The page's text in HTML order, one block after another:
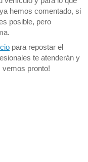
hemos comentado, si
posible, pero
para repostar el
te atenderán y
vemos pronto!